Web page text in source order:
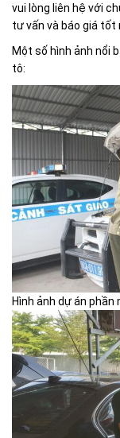
vui lòng liên hệ với
tư vấn và báo giá tốt
Một số hình ảnh nổi
tô:
Hình ảnh dự án